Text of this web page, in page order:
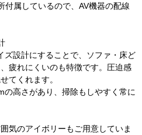
付属しているので、AV機器の配線
ズ設計にすることで、ソファ・床ど
疲れにくいのも特徴です。圧迫感
てくれます。
の高さがあり、掃除もしやすく常に
気のアイボリーもご用意していま